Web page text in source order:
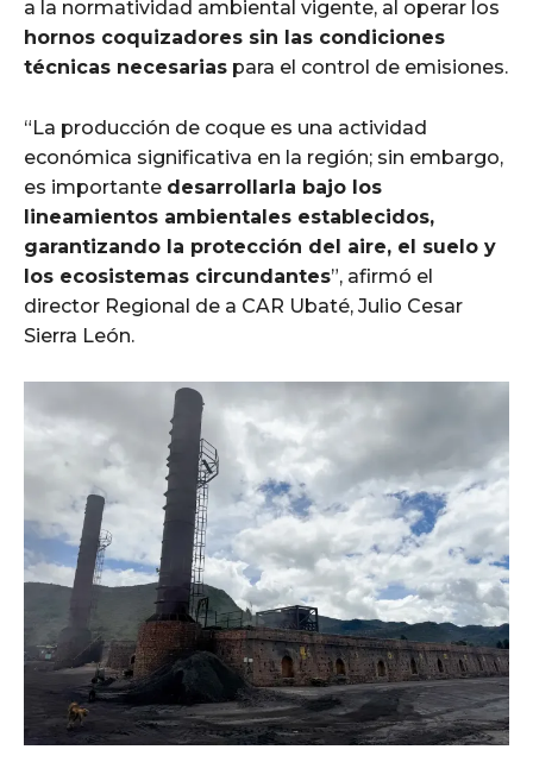
a la normatividad ambiental vigente, al operar los
hornos coquizadores sin las condiciones
técnicas necesarias para el control de emisiones.
“La producción de coque es una actividad
económica significativa en la región; sin embargo,
es importante desarrollarla bajo los
lineamientos ambientales establecidos,
garantizando la protección del aire, el suelo y
los ecosistemas circundantes”, afirmó el
director Regional de a CAR Ubaté, Julio Cesar
Sierra León.